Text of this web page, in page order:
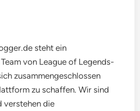
steht ein
von League of Legends-
zusammengeschlossen
zu schaffen. Wir sind
verstehen die